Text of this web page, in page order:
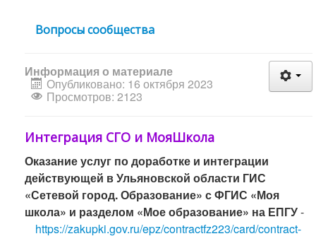
Вопросы сообщества
Информация о материале
Опубликовано: 16 октября 2023
Просмотров: 2123
Интеграция СГО и МояШкола
Оказание услуг по доработке и интеграции
действующей в Ульяновской области ГИС
«Сетевой город. Образование» с ФГИС «Моя
школа» и разделом «Мое образование» на ЕПГУ-
https://zakupki.gov.ru/epz/contractfz223/card/contract-